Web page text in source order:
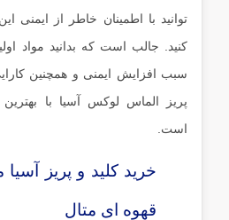
توانید با اطمینان خاطر از ایمنی
کنید. جالب است که بدانید مواد
سبب افزایش ایمنی و همچنین
پریز الماس لوکس آسیا با
‌است.
خرید کلید و پریز
قهوه ای متال